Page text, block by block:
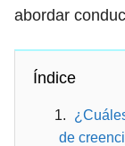
abordar
Índice
de